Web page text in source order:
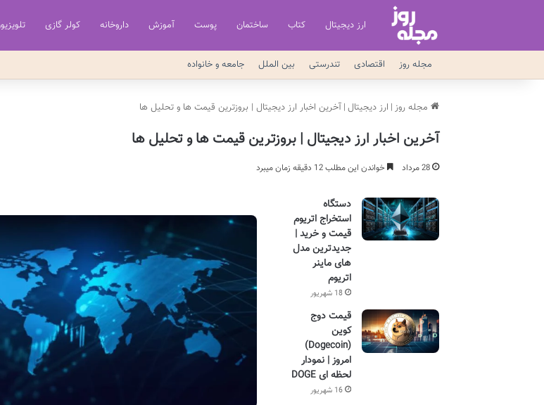
ارز دیجیتال کتاب ساختمان پوست آموزش داروخانه کولر گازی
مجله روز اقتصادی تندرستی بین الملل جامعه و خانواده
مجله روز | ارز دیجیتال | آخرین اخبار ارز دیجیتال | بروزترین قیمت ها و تحلیل ها
آخرین اخبار ارز دیجیتال | بروزترین قیمت ها و تحلیل ها
28 مرداد خواندن این مطلب 12 دقیقه زمان میبرد
دستگاه
استخراج اتریوم
قیمت و خرید |
جدیدترین مدل
های ماینر
اتریوم
18 شهریور
قیمت دوج
کوین
(Dogecoin)
امروز | نمودار
لحظه ای DOGE
16 شهریور